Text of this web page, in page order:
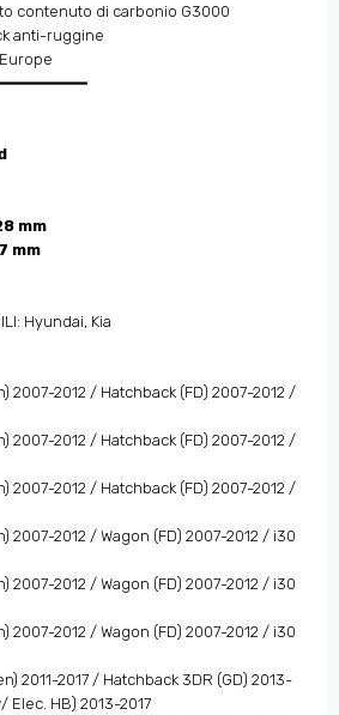
contenuto di carbonio G3000
anti-ruggine
mm
mm
Hyundai, Kia
2007-2012 / Hatchback (FD) 2007-2012 /
2007-2012 / Hatchback (FD) 2007-2012 /
2007-2012 / Hatchback (FD) 2007-2012 /
2007-2012 / Wagon (FD) 2007-2012 / i30
2007-2012 / Wagon (FD) 2007-2012 / i30
2007-2012 / Wagon (FD) 2007-2012 / i30
2011-2017 / Hatchback 3DR (GD) 2013-
Elec. HB) 2013-2017